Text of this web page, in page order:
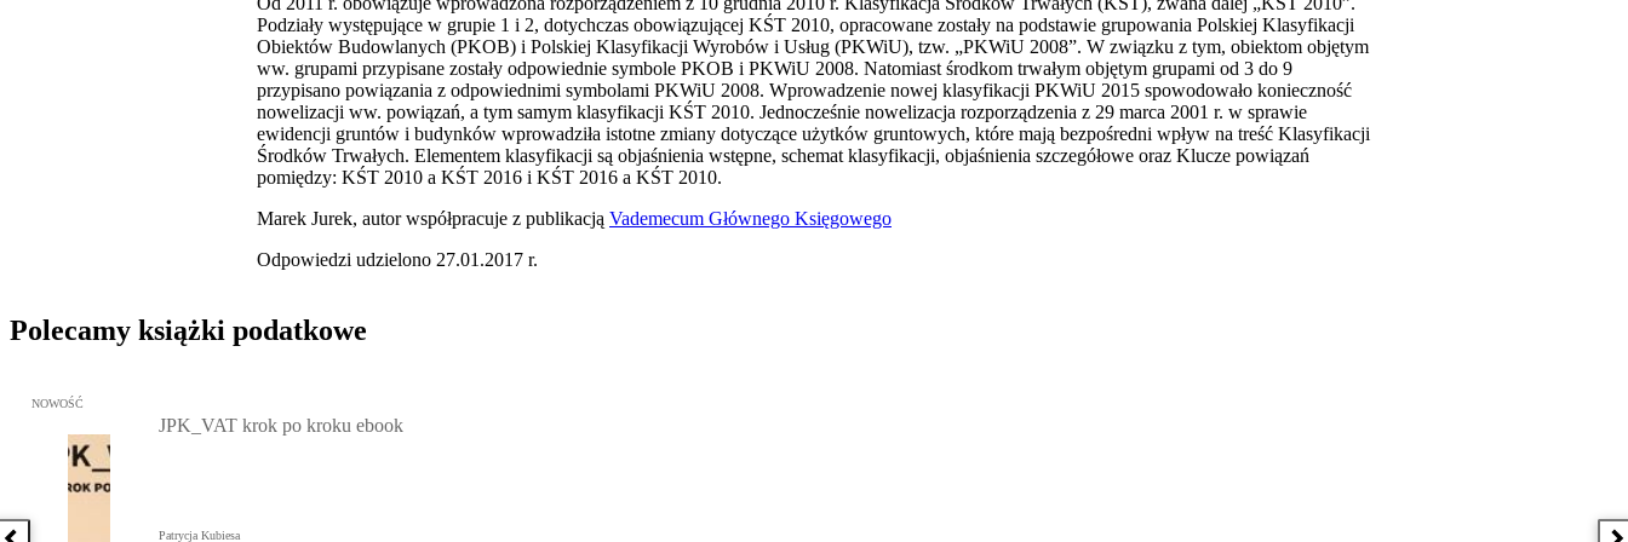
Podziały występujące w grupie 1 i 2, dotychczas obowiązującej KŚT 2010, opracowane zostały na podstawie grupowania Polskiej Klasyfikacji
Obiektów Budowlanych (PKOB) i Polskiej Klasyfikacji Wyrobów i Usług (PKWiU), tzw. „PKWiU 2008”. W związku z tym, obiektom objętym
ww. grupami przypisane zostały odpowiednie symbole PKOB i PKWiU 2008. Natomiast środkom trwałym objętym grupami od 3 do 9
przypisano powiązania z odpowiednimi symbolami PKWiU 2008. Wprowadzenie nowej klasyfikacji PKWiU 2015 spowodowało konieczność
nowelizacji ww. powiązań, a tym samym klasyfikacji KŚT 2010. Jednocześnie nowelizacja rozporządzenia z 29 marca 2001 r. w sprawie
ewidencji gruntów i budynków wprowadziła istotne zmiany dotyczące użytków gruntowych, które mają bezpośredni wpływ na treść Klasyfikacji
Środków Trwałych. Elementem klasyfikacji są objaśnienia wstępne, schemat klasyfikacji, objaśnienia szczegółowe oraz Klucze powiązań
pomiędzy: KŚT 2010 a KŚT 2016 i KŚT 2016 a KŚT 2010.
Marek Jurek, autor współpracuje z publikacją Vademecum Głównego Księgowego
Odpowiedzi udzielono 27.01.2017 r.
Polecamy książki podatkowe
Przejdź do: JPK_VAT krok po kroku ebook, Patrycja Kubiesa - otwiera się w nowym oknie
NOWOŚĆ
JPK_VAT krok po kroku ebook
Patrycja Kubiesa